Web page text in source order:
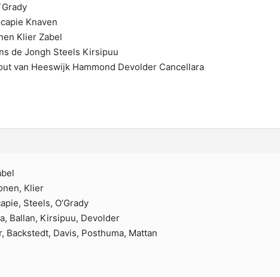
Knaven
Klier Zabel
de Jongh Steels Kirsipuu
van Heeswijk Hammond Devolder Cancellara
Klier
Steels, O’Grady
Ballan, Kirsipuu, Devolder
Backstedt, Davis, Posthuma, Mattan